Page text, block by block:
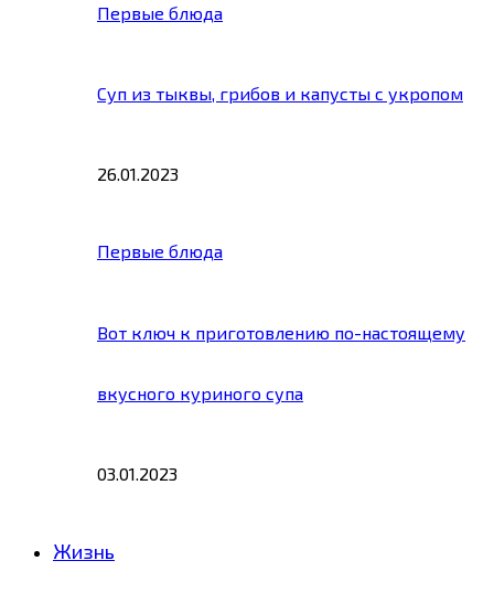
Первые блюда
Суп из тыквы, грибов и капусты с укропом
26.01.2023
Первые блюда
Вот ключ к приготовлению по-настоящему
вкусного куриного супа
03.01.2023
Жизнь